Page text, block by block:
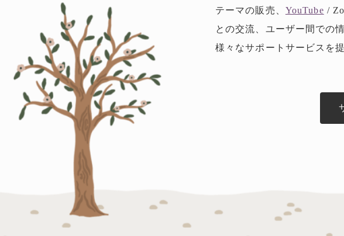
テーマの販売、 YouTube /
との交流、ユーザー間での
様々なサポートサービスを